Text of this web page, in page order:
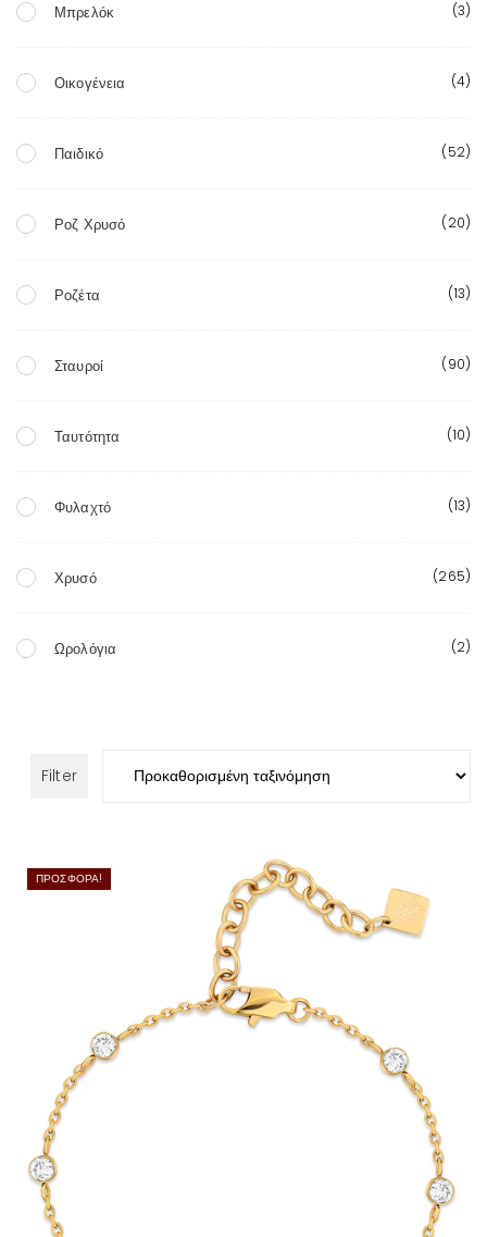
Μπρελόκ (3)
Οικογένεια (4)
Παιδικό (52)
Ροζ Χρυσό (20)
Ροζέτα (13)
Σταυροί (90)
Ταυτότητα (10)
Φυλαχτό (13)
Χρυσό (265)
Ωρολόγια (2)
Filter
ΠΡΟΣΦΟΡΆ!